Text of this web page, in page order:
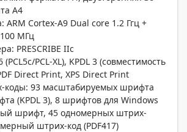
А4
ARM Cortex-A9 Dual core 1.2 Ггц +
MГц
PRESCRIBE IIc
PCL-XL), KPDL 3 (совместимость
Direct Print, XPS Direct Print
93 масштабируемых шрифта
(KPDL 3), 8 шрифтов для Windows
шрифт, 45 одномерных штрих-
штрих-код (PDF417)